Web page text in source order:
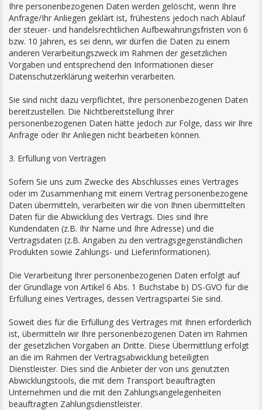
Ihre personenbezogenen Daten werden gelöscht, wenn Ihre
Anfrage/Ihr Anliegen geklärt ist, frühestens jedoch nach Ablauf
der steuer- und handelsrechtlichen Aufbewahrungsfristen von 6
bzw. 10 Jahren, es sei denn, wir dürfen die Daten zu einem
anderen Verarbeitungszweck im Rahmen der gesetzlichen
Vorgaben und entsprechend den Informationen dieser
Datenschutzerklärung weiterhin verarbeiten.
Sie sind nicht dazu verpflichtet, Ihre personenbezogenen Daten
bereitzustellen. Die Nichtbereitstellung Ihrer
personenbezogenen Daten hätte jedoch zur Folge, dass wir Ihre
Anfrage oder Ihr Anliegen nicht bearbeiten können.
3. Erfüllung von Verträgen
Sofern Sie uns zum Zwecke des Abschlusses eines Vertrages
oder im Zusammenhang mit einem Vertrag personenbezogene
Daten übermitteln, verarbeiten wir die von Ihnen übermittelten
Daten für die Abwicklung des Vertrags. Dies sind Ihre
Kundendaten (z.B. Ihr Name und Ihre Adresse) und die
Vertragsdaten (z.B. Angaben zu den vertragsgegenständlichen
Produkten sowie Zahlungs- und Lieferinformationen).
Die Verarbeitung Ihrer personenbezogenen Daten erfolgt auf
der Grundlage von Artikel 6 Abs. 1 Buchstabe b) DS-GVO für die
Erfüllung eines Vertrages, dessen Vertragspartei Sie sind.
Soweit dies für die Erfüllung des Vertrages mit Ihnen erforderlich
ist, übermitteln wir Ihre personenbezogenen Daten im Rahmen
der gesetzlichen Vorgaben an Dritte. Diese Übermittlung erfolgt
an die im Rahmen der Vertragsabwicklung beteiligten
Dienstleister. Dies sind die Anbieter der von uns genutzten
Abwicklungstools, die mit dem Transport beauftragten
Unternehmen und die mit den Zahlungsangelegenheiten
beauftragten Zahlungsdienstleister.